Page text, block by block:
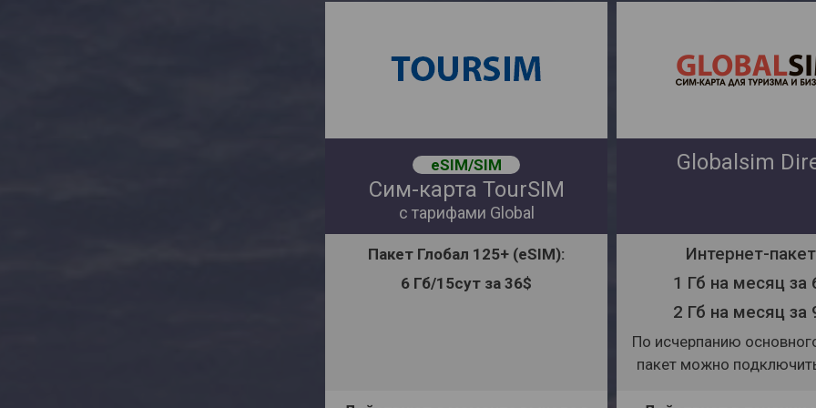
eSIM/SIM
Сим-карта TourSIM
с тарифами Global
Пакет Глобал 125+ (eSIM):
6 Гб/15сут за 36$
Globalsim
Интернет-
1 Гб на месяц за
2 Гб на месяц за
По исчерпанию
пакет можно